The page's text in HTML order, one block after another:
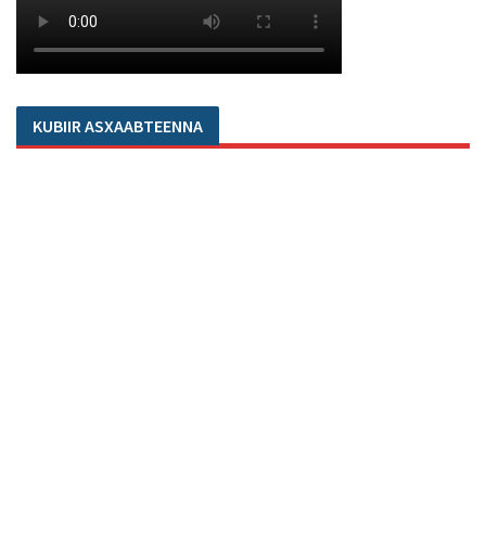
KUBIIR ASXAABTEENNA